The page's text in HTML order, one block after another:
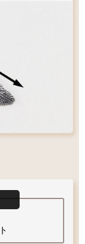
S
い
ペンダントに
フェザーをプラス